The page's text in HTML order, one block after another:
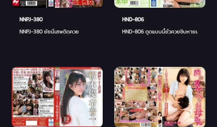
NNPJ-380
NNPJ-380 ยัยนี่้เสพติดควย
HND-806
HND-806 ตูดแบบนี้ยั่วควยชิบหายเลย - คาเ